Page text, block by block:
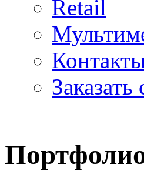
Retail
Заказать